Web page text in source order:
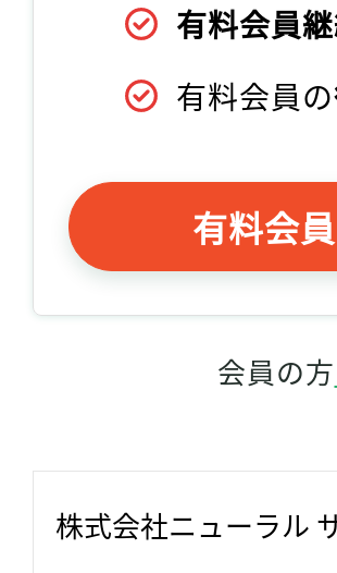
有料会員
有料会員の
有料会
会員の方
株式会社ニューラル